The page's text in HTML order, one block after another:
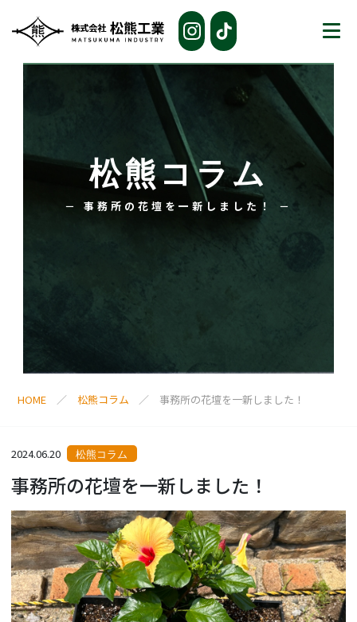
松熊コラム
－ 事務所の花壇を一新しました！ －
HOME 松熊コラム 事務所の花壇を一新しました！
2024.06.20 松熊コラム
事務所の花壇を一新しました！